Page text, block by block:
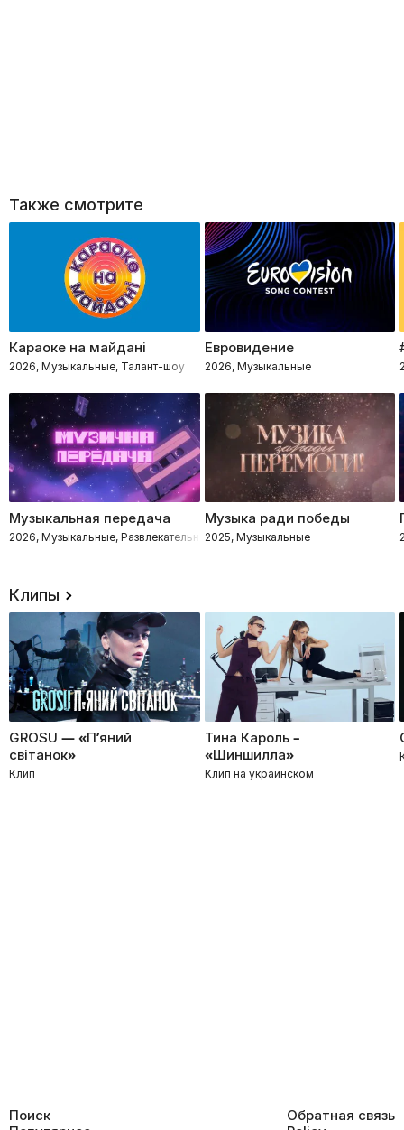
Также смотрите
Караоке на майдані
2026, Музыкальные, Талант-шоу
Евровидение
2026, Музыкальные
Музыкальная передача
2026, Музыкальные, Развлекательное, Импровизация, Интеллектуальное
Музыка ради победы
2025, Музыкальные
Клипы
GROSU — «П’яний
свiтанок»
Клип
Тина Кароль –
«Шиншилла»
Клип на украинском
Поиск
Обратная связь